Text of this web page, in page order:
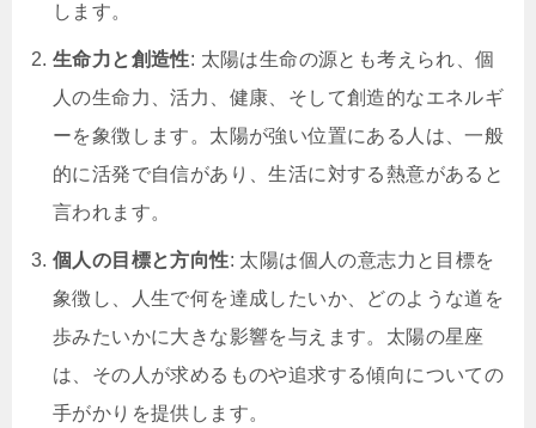
します。
生命力と創造性: 太陽は生命の源とも考えられ、個
人の生命力、活力、健康、そして創造的なエネルギ
ーを象徴します。太陽が強い位置にある人は、一般
的に活発で自信があり、生活に対する熱意があると
言われます。
個人の目標と方向性: 太陽は個人の意志力と目標を
象徴し、人生で何を達成したいか、どのような道を
歩みたいかに大きな影響を与えます。太陽の星座
は、その人が求めるものや追求する傾向についての
手がかりを提供します。